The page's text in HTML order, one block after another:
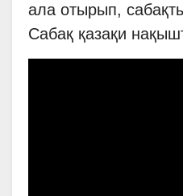
ала отырып, сабақты
Сабақ қазақи